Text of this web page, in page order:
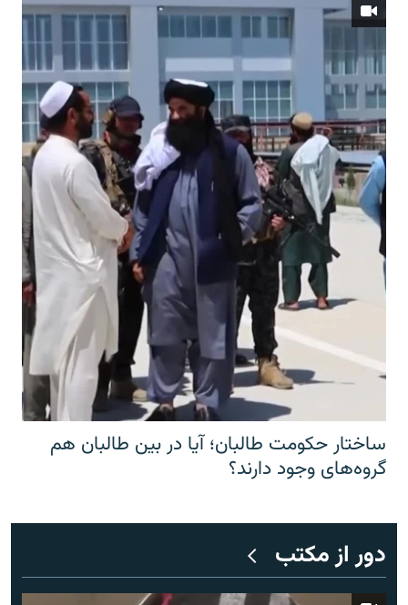
ساختار حکومت طالبان؛ آیا در بین طالبان هم
گروه‌های وجود دارند؟
دور از مکتب